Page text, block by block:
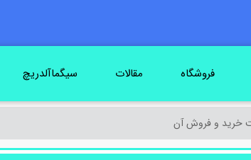
فروشگاه مقالات سیگماآلدریچ
خرید و فروش آن